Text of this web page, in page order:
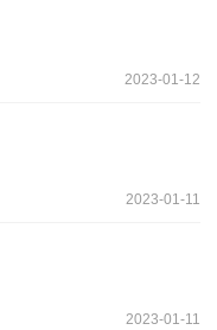
2023-01-12
2023-01-11
2023-01-11